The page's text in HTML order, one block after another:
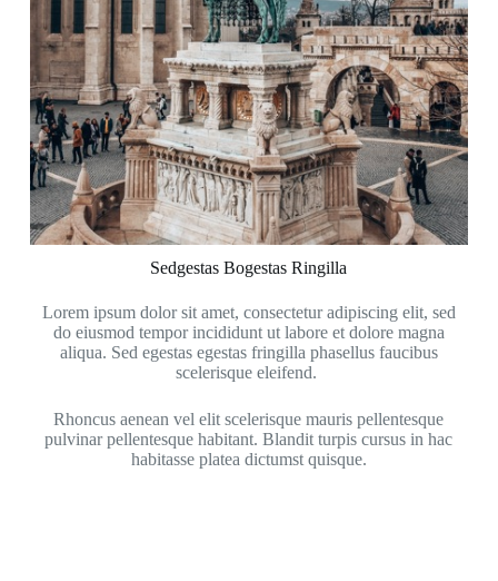
Sedgestas Bogestas Ringilla
Lorem ipsum dolor sit amet, consectetur adipiscing elit, sed
do eiusmod tempor incididunt ut labore et dolore magna
aliqua. Sed egestas egestas fringilla phasellus faucibus
scelerisque eleifend.
Rhoncus aenean vel elit scelerisque mauris pellentesque
pulvinar pellentesque habitant. Blandit turpis cursus in hac
habitasse platea dictumst quisque.